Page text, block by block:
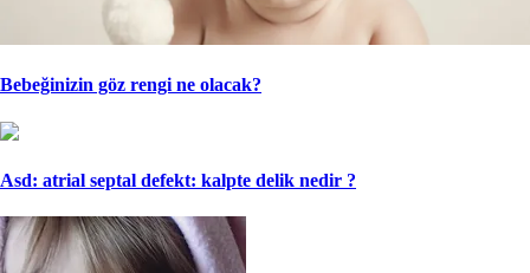
Bebeğinizin göz rengi ne olacak?
Asd: atrial septal defekt: kalpte delik nedir ?